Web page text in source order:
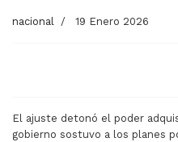
nacional 19 Enero 2026
El ajuste detonó el poder
gobierno sostuvo a los planes